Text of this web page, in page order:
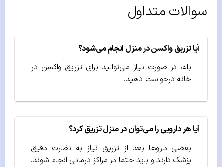
سوالات متداول
آیا تزریق واکسن در منزل انجام می‌شود؟
بله، در صورت نیاز می‌توانید برای تزریق واکسن در
خانه درخواست دهید.
آیا هر دارویی را می‌توان در منزل تزریق کرد؟
بعضی داروها بعد از تزریق نیاز به نظارت دقیق
پزشک دارند و باید حتما در مراکز درمانی انجام شوند.